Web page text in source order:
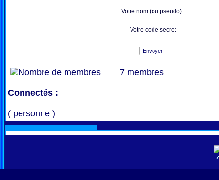
Votre nom (ou pseudo) :
Votre code secret
Envoyer
7 membres
Connectés :
( personne )